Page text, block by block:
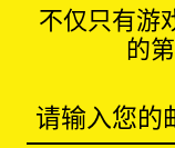
不仅只有游
的
请输入您的